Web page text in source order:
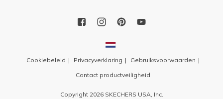
Cookiebeleid Privacyverklaring
Gebruiksvoorwaarden
Contact productveiligheid
Copyright 2026 SKECHERS USA, Inc.